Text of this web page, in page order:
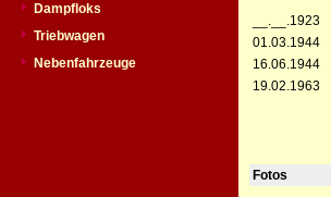
Dampfloks
Triebwagen
Nebenfahrzeuge
__.__.1923
01.03.1944
16.06.1944
19.02.1963
Fotos